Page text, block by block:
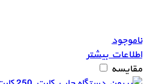
ناموجود
اطلاعات بیشتر
مقایسه